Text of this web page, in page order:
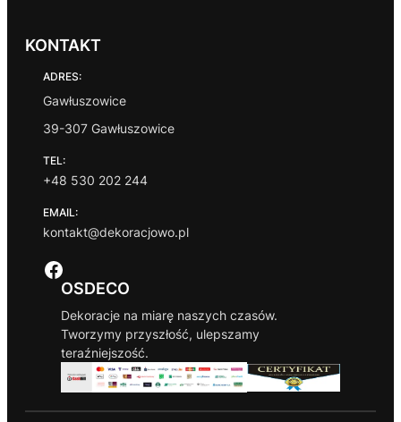
KONTAKT
ADRES:
Gawłuszowice
39-307 Gawłuszowice
TEL:
+48 530 202 244
EMAIL:
kontakt@dekoracjowo.pl
Facebook
OSDECO
Dekoracje na miarę naszych czasów.
Tworzymy przyszłość, ulepszamy
teraźniejszość.